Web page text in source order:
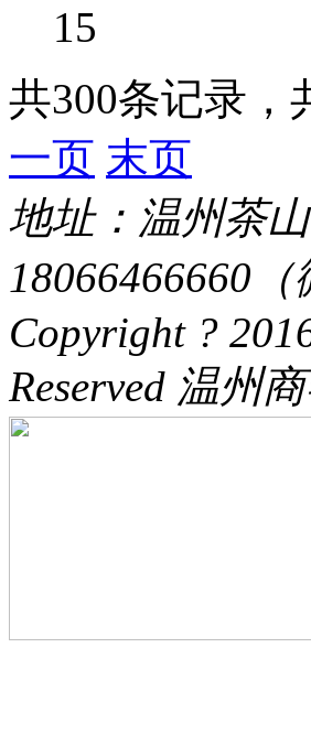
15
共300条记录，
一页 末页
地址：温州茶
18066466660
Copyright ?
Reserved 温州